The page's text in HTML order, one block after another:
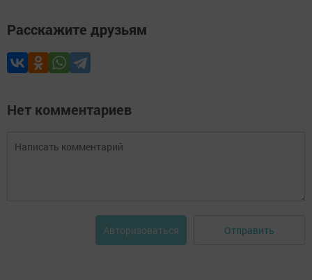
Расскажите друзьям
Нет комментариев
Авторизоваться Отправить